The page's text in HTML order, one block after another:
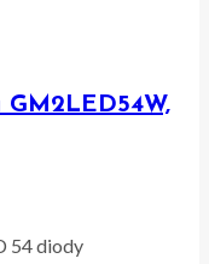
54 diody